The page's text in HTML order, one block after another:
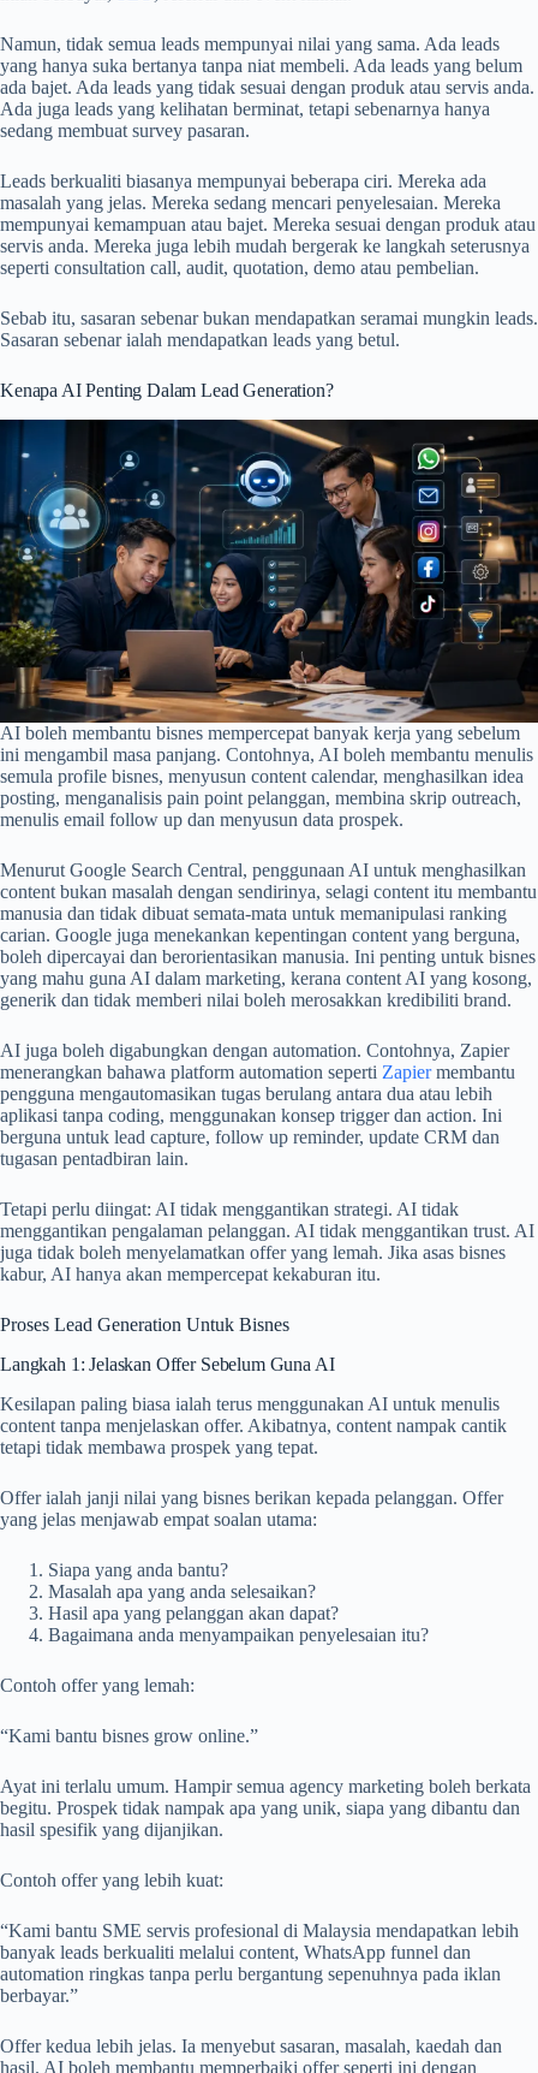
Namun, tidak semua leads mempunyai nilai yang sama. Ada leads
yang hanya suka bertanya tanpa niat membeli. Ada leads yang belum
ada bajet. Ada leads yang tidak sesuai dengan produk atau servis anda.
Ada juga leads yang kelihatan berminat, tetapi sebenarnya hanya
sedang membuat survey pasaran.
Leads berkualiti biasanya mempunyai beberapa ciri. Mereka ada
masalah yang jelas. Mereka sedang mencari penyelesaian. Mereka
mempunyai kemampuan atau bajet. Mereka sesuai dengan produk atau
servis anda. Mereka juga lebih mudah bergerak ke langkah seterusnya
seperti consultation call, audit, quotation, demo atau pembelian.
Sebab itu, sasaran sebenar bukan mendapatkan seramai mungkin leads.
Sasaran sebenar ialah mendapatkan leads yang betul.
Kenapa AI Penting Dalam Lead Generation?
AI boleh membantu bisnes mempercepat banyak kerja yang sebelum
ini mengambil masa panjang. Contohnya, AI boleh membantu menulis
semula profile bisnes, menyusun content calendar, menghasilkan idea
posting, menganalisis pain point pelanggan, membina skrip outreach,
menulis email follow up dan menyusun data prospek.
Menurut Google Search Central, penggunaan AI untuk menghasilkan
content bukan masalah dengan sendirinya, selagi content itu membantu
manusia dan tidak dibuat semata-mata untuk memanipulasi ranking
carian. Google juga menekankan kepentingan content yang berguna,
boleh dipercayai dan berorientasikan manusia. Ini penting untuk bisnes
yang mahu guna AI dalam marketing, kerana content AI yang kosong,
generik dan tidak memberi nilai boleh merosakkan kredibiliti brand.
AI juga boleh digabungkan dengan automation. Contohnya, Zapier
menerangkan bahawa platform automation seperti Zapiermembantu
pengguna mengautomasikan tugas berulang antara dua atau lebih
aplikasi tanpa coding, menggunakan konsep trigger dan action. Ini
berguna untuk lead capture, follow up reminder, update CRM dan
tugasan pentadbiran lain.
Tetapi perlu diingat: AI tidak menggantikan strategi. AI tidak
menggantikan pengalaman pelanggan. AI tidak menggantikan trust. AI
juga tidak boleh menyelamatkan offer yang lemah. Jika asas bisnes
kabur, AI hanya akan mempercepat kekaburan itu.
Proses Lead Generation Untuk Bisnes
Langkah 1: Jelaskan Offer Sebelum Guna AI
Kesilapan paling biasa ialah terus menggunakan AI untuk menulis
content tanpa menjelaskan offer. Akibatnya, content nampak cantik
tetapi tidak membawa prospek yang tepat.
Offer ialah janji nilai yang bisnes berikan kepada pelanggan. Offer
yang jelas menjawab empat soalan utama:
Siapa yang anda bantu?
Masalah apa yang anda selesaikan?
Hasil apa yang pelanggan akan dapat?
Bagaimana anda menyampaikan penyelesaian itu?
Contoh offer yang lemah:
“Kami bantu bisnes grow online.”
Ayat ini terlalu umum. Hampir semua agency marketing boleh berkata
begitu. Prospek tidak nampak apa yang unik, siapa yang dibantu dan
hasil spesifik yang dijanjikan.
Contoh offer yang lebih kuat:
“Kami bantu SME servis profesional di Malaysia mendapatkan lebih
banyak leads berkualiti melalui content, WhatsApp funnel dan
automation ringkas tanpa perlu bergantung sepenuhnya pada iklan
berbayar.”
Offer kedua lebih jelas. Ia menyebut sasaran, masalah, kaedah dan
hasil. AI boleh membantu memperbaiki offer seperti ini dengan